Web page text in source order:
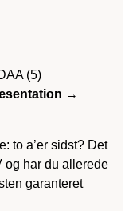
(5)
→
to a’er sidst? Det
og har du allerede
garanteret